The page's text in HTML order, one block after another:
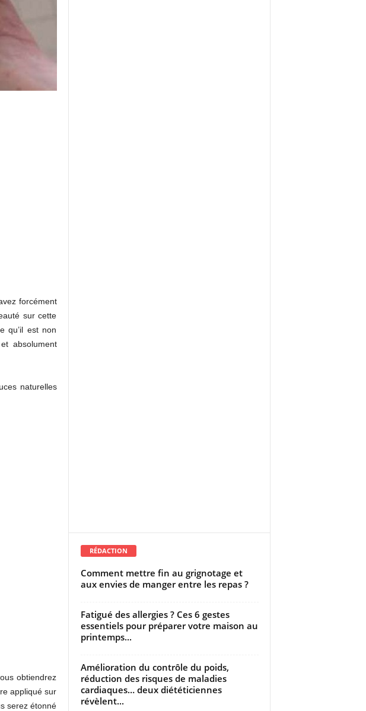
forcément
sur cette
qu’il est non
absolument
naturelles
obtiendrez
appliqué sur
serez étonné
RÉDACTION
Comment mettre fin au grignotage et
aux envies de manger entre les repas ?
Fatigué des allergies ? Ces 6 gestes
essentiels pour préparer votre maison au
printemps...
Amélioration du contrôle du poids,
réduction des risques de maladies
cardiaques… deux diététiciennes
révèlent...